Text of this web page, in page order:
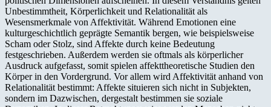
Unbestimmtheit, Körperlichkeit und Relationalität als
Wesensmerkmale von Affektivität. Während Emotionen eine
kulturgeschichtlich geprägte Semantik bergen, wie beispielsweise
Scham oder Stolz, sind Affekte durch keine Bedeutung
festgeschrieben. Außerdem werden sie oftmals als körperlicher
Ausdruck aufgefasst, somit spielen affekttheoretische Studien den
Körper in den Vordergrund. Vor allem wird Affektivität anhand von
Relationalität bestimmt: Affekte situieren sich nicht in Subjekten,
sondern im Dazwischen, dergestalt bestimmen sie soziale